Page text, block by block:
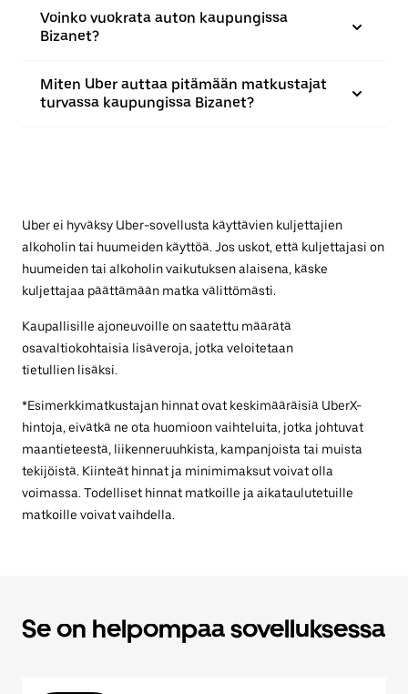
Voinko vuokrata auton kaupungissa
Bizanet?
Miten Uber auttaa pitämään matkustajat
turvassa kaupungissa Bizanet?
Uber ei hyväksy Uber-sovellusta käyttävien kuljettajien
alkoholin tai huumeiden käyttöä. Jos uskot, että kuljettajasi on
huumeiden tai alkoholin vaikutuksen alaisena, käske
kuljettajaa päättämään matka välittömästi.
Kaupallisille ajoneuvoille on saatettu määrätä
osavaltiokohtaisia lisäveroja, jotka veloitetaan
tietullien lisäksi.
*Esimerkkimatkustajan hinnat ovat keskimääräisiä UberX-
hintoja, eivätkä ne ota huomioon vaihteluita, jotka johtuvat
maantieteestä, liikenneruuhkista, kampanjoista tai muista
tekijöistä. Kiinteät hinnat ja minimimaksut voivat olla
voimassa. Todelliset hinnat matkoille ja aikataulutetuille
matkoille voivat vaihdella.
Se on helpompaa sovelluksessa